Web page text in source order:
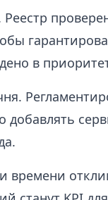
в
добавлять
времени